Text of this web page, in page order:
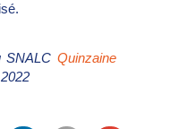
SNALC Quinzaine